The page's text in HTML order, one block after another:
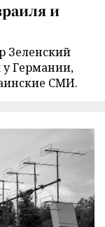
и
Зеленский
у Германии,
СМИ.